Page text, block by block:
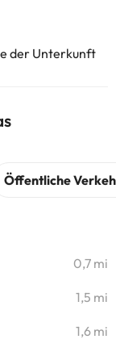
der Unterkunft
0,7 mi
1,5 mi
1,6 mi